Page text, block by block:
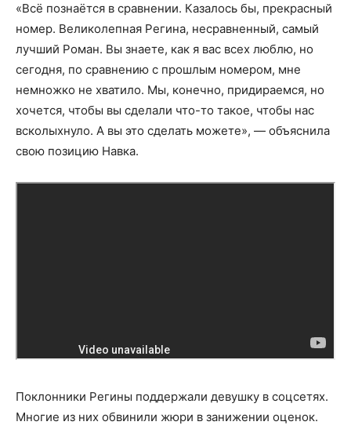
«Всё познаётся в сравнении. Казалось бы, прекрасный
номер. Великолепная Регина, несравненный, самый
лучший Роман. Вы знаете, как я вас всех люблю, но
сегодня, по сравнению с прошлым номером, мне
немножко не хватило. Мы, конечно, придираемся, но
хочется, чтобы вы сделали что-то такое, чтобы нас
всколыхнуло. А вы это сделать можете», — объяснила
свою позицию Навка.
Поклонники Регины поддержали девушку в соцсетях.
Многие из них обвинили жюри в занижении оценок.